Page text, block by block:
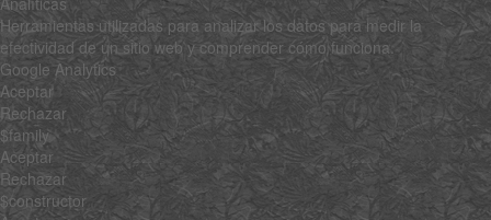
Herramientas utilizadas para analizar los datos para medir la
efectividad de un sitio web y comprender cómo funciona.
Google Analytics
Aceptar
Rechazar
$family
Aceptar
Rechazar
$constructor